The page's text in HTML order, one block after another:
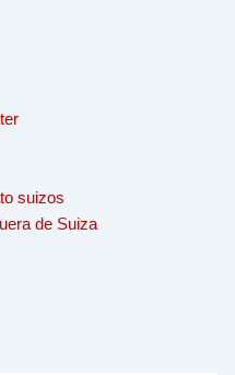
suizos
de Suiza